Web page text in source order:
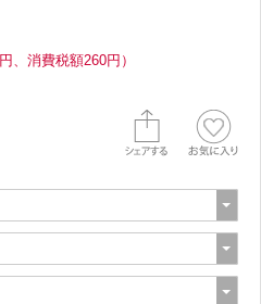
、消費税額260円）